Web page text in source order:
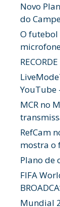
Novo
do
O futebol
YouTube
MCR no
RefCam
mostra o
Plano de
FIFA
Mundial